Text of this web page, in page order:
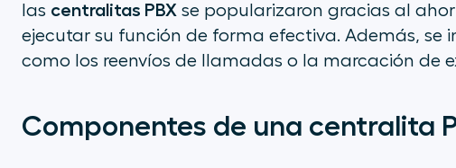
las centralitas PBXse popularizaron gracias al
ejecutar su función de forma efectiva. Además, se
como los reenvíos de llamadas o la marcación de
Componentes de una centralita